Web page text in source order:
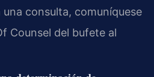
una consulta, comuníquese
Counsel del bufete al